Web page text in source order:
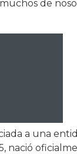
de
a una
nació